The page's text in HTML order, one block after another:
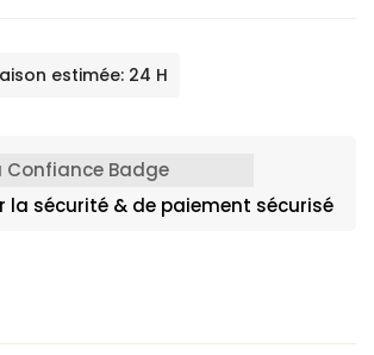
estimée: 24 H
la sécurité & de paiement sécurisé